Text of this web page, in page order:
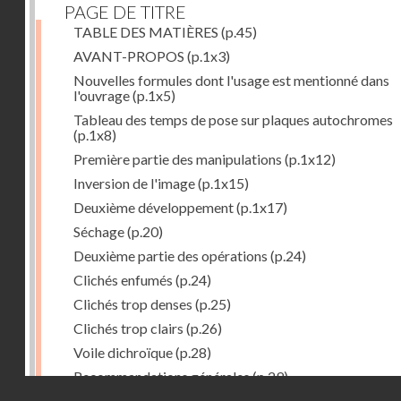
PAGE DE TITRE
TABLE DES MATIÈRES (p.45)
AVANT-PROPOS (p.1x3)
Nouvelles formules dont l'usage est mentionné dans
l'ouvrage(p.1x5)
Tableau des temps de pose sur plaques autochromes
(p.1x8)
Première partie des manipulations (p.1x12)
Inversion de l'image(p.1x15)
Deuxième développement(p.1x17)
Séchage(p.20)
Deuxième partie des opérations (p.24)
Clichés enfumés (p.24)
Clichés trop denses (p.25)
Clichés trop clairs (p.26)
Voile dichroïque(p.28)
Recommandations générales(p.29)